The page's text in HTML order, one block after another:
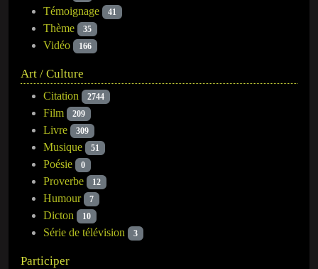
Témoignage 41
Thème 35
Vidéo 166
Art / Culture
Citation 2744
Film 209
Livre 309
Musique 51
Poésie 0
Proverbe 12
Humour 7
Dicton 10
Série de télévision 3
Participer